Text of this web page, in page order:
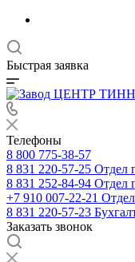
Быстрая заявка
Телефоны
8 800 775-38-57
8 831 220-57-25 Отдел
8 831 252-84-94 Отдел
+7 910 007-22-21
8 831 220-57-23
Заказать звонок